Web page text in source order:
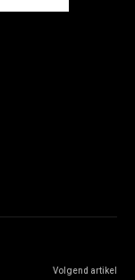
Volgend artikel